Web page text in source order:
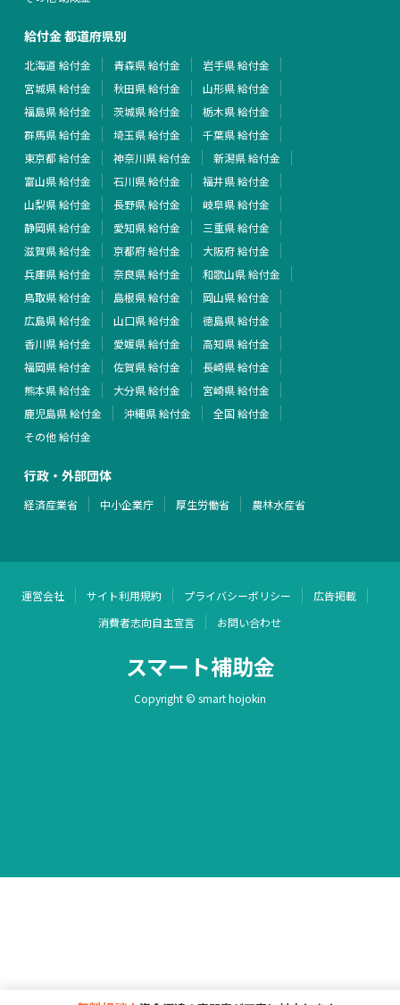
給付金 都道府県別
北海道 給付金 青森県 給付金
岩手県 給付金
宮城県 給付金
秋田県 給付金
山形県 給付金
福島県 給付金
茨城県 給付金
栃木県 給付金
群馬県 給付金
埼玉県 給付金
千葉県 給付金
東京都 給付金
神奈川県 給付金
新潟県 給付金
富山県 給付金
石川県 給付金
福井県 給付金
山梨県 給付金
長野県 給付金
岐阜県 給付金
静岡県 給付金
愛知県 給付金
三重県 給付金
滋賀県 給付金
京都府 給付金
大阪府 給付金
兵庫県 給付金
奈良県 給付金
和歌山県 給付金
鳥取県 給付金
島根県 給付金
岡山県 給付金
広島県 給付金
山口県 給付金
徳島県 給付金
香川県 給付金
愛媛県 給付金
高知県 給付金
福岡県 給付金
佐賀県 給付金
長崎県 給付金
熊本県 給付金
大分県 給付金
宮崎県 給付金
鹿児島県 給付金
沖縄県 給付金
全国 給付金
その他 給付金
行政・外部団体
経済産業省 中小企業庁 厚生労働省 農林水産省
運営会社 サイト利用規約 プライバシーポリシー
広告掲載
消費者志向自主宣言
お問い合わせ
スマート補助金
Copyright © smart hojokin